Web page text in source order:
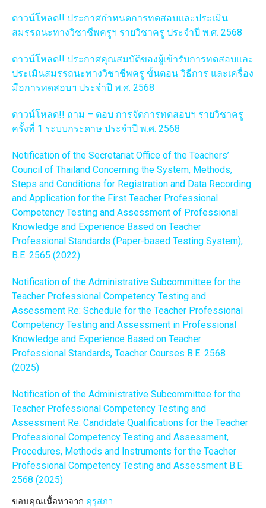
ดาวน์โหลด!! ประกาศกำหนดการทดสอบและประเมิน
สมรรถนะทางวิชาชีพครูฯ รายวิชาครู ประจำปี พ.ศ. 2568
ดาวน์โหลด!! ประกาศคุณสมบัติของผู้เข้ารับการทดสอบและ
ประเมินสมรรถนะทางวิชาชีพครู ขั้นตอน วิธีการ และเครื่อง
มือการทดสอบฯ ประจำปี พ.ศ. 2568
ดาวน์โหลด!! ถาม – ตอบ การจัดการทดสอบฯ รายวิชาครู
ครั้งที่ 1 ระบบกระดาษ ประจำปี พ.ศ. 2568
Notification of the Secretariat Office of the Teachers’
Council of Thailand Concerning the System, Methods,
Steps and Conditions for Registration and Data Recording
and Application for the First Teacher Professional
Competency Testing and Assessment of Professional
Knowledge and Experience Based on Teacher
Professional Standards (Paper-based Testing System),
B.E. 2565 (2022)
Notification of the Administrative Subcommittee for the
Teacher Professional Competency Testing and
Assessment Re: Schedule for the Teacher Professional
Competency Testing and Assessment in Professional
Knowledge and Experience Based on Teacher
Professional Standards, Teacher Courses B.E. 2568
(2025)
Notification of the Administrative Subcommittee for the
Teacher Professional Competency Testing and
Assessment Re: Candidate Qualifications for the Teacher
Professional Competency Testing and Assessment,
Procedures, Methods and Instruments for the Teacher
Professional Competency Testing and Assessment B.E.
2568 (2025)
ขอบคุณเนื้อหาจาก คุรุสภา